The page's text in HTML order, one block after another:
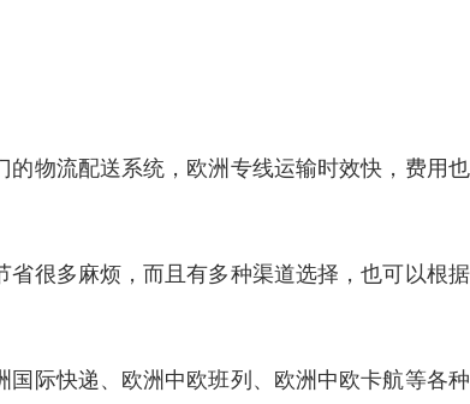
物流配送系统，欧洲专线运输时效快，费用
很多麻烦，而且有多种渠道选择，也可以根
际快递、欧洲中欧班列、欧洲中欧卡航等各